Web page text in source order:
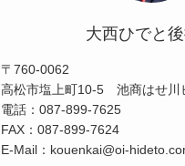
大西ひでと
〒760-0062
高松市塩上町10-5 池商はせ川
電話：087-899-7625
FAX：087-899-7624
E-Mail：kouenkai@oi-